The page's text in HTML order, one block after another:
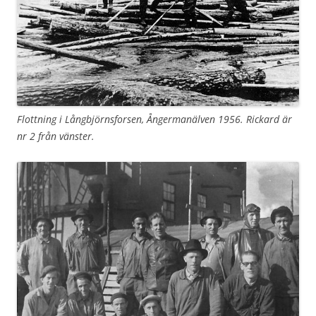
Flottning i Långbjörnsforsen, Ångermanälven 1956. Rickard är
nr 2 från vänster.